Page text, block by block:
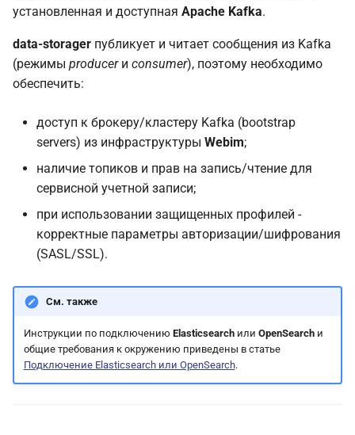
установленная и доступная Apache Kafka.
data-storager публикует и читает сообщения из Kafka
(режимы producerи consumer), поэтому необходимо
обеспечить:
доступ к брокеру/кластеру Kafka (bootstrap
servers) из инфраструктуры Webim;
наличие топиков и прав на запись/чтение для
сервисной учетной записи;
при использовании защищенных профилей -
корректные параметры авторизации/шифрования
(SASL/SSL).
См. также
Инструкции по подключению Elasticsearchили OpenSearchи
общие требования к окружению приведены в статье
Подключение Elasticsearch или OpenSearch.